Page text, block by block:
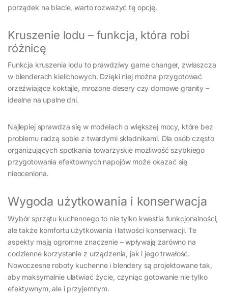
porządek na blacie, warto rozważyć tę opcję.
Kruszenie lodu – funkcja, która robi
różnicę
Funkcja kruszenia lodu to prawdziwy game changer, zwłaszcza
w blenderach kielichowych. Dzięki niej można przygotować
orzeźwiające koktajle, mrożone desery czy domowe granity –
idealne na upalne dni.
Najlepiej sprawdza się w modelach o większej mocy, które bez
problemu radzą sobie z twardymi składnikami. Dla osób często
organizujących spotkania towarzyskie możliwość szybkiego
przygotowania efektownych napojów może okazać się
nieoceniona.
Wygoda użytkowania i konserwacja
Wybór sprzętu kuchennego to nie tylko kwestia funkcjonalności,
ale także komfortu użytkowania i łatwości konserwacji. Te
aspekty mają ogromne znaczenie – wpływają zarówno na
codzienne korzystanie z urządzenia, jak i jego trwałość.
Nowoczesne roboty kuchenne i blendery są projektowane tak,
aby maksymalnie ułatwiać życie, czyniąc gotowanie nie tylko
efektywnym, ale i przyjemnym.